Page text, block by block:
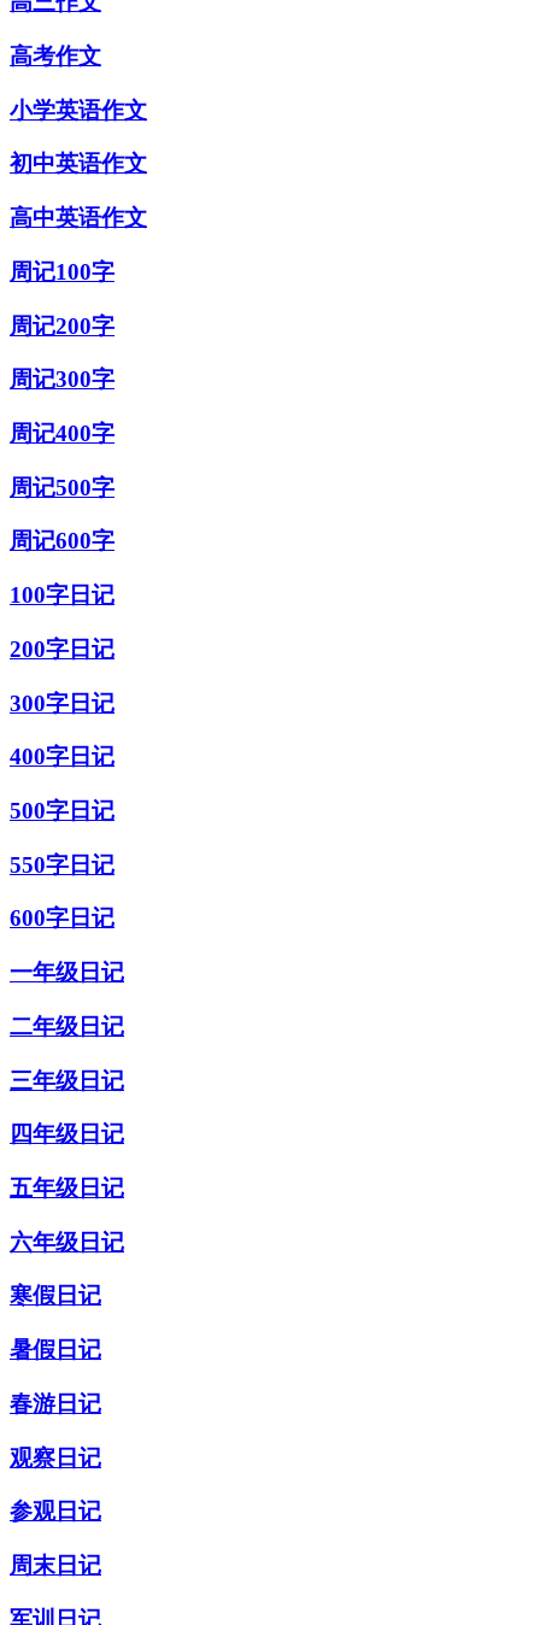
高考作文
小学英语作文
初中英语作文
高中英语作文
周记100字
周记200字
周记300字
周记400字
周记500字
周记600字
100字日记
200字日记
300字日记
400字日记
500字日记
550字日记
600字日记
一年级日记
二年级日记
三年级日记
四年级日记
五年级日记
六年级日记
寒假日记
暑假日记
春游日记
观察日记
参观日记
周末日记
军训日记